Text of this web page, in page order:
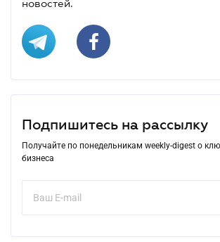
новостей.
Подпишитесь на рассылку
Получайте по понедельникам weekly-digest о
бизнеса